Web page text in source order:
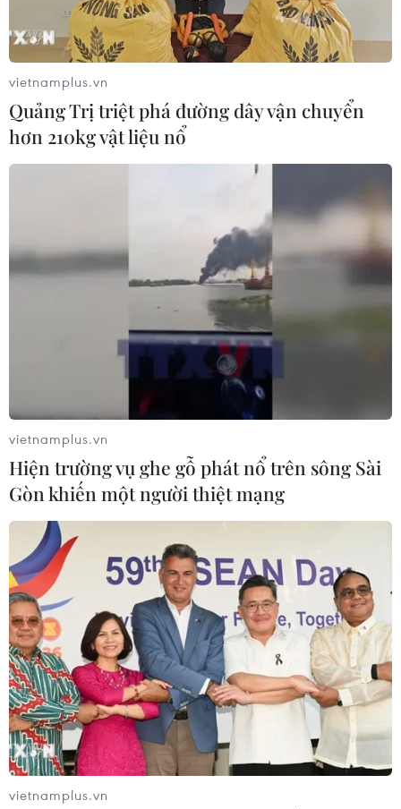
vietnamplus.vn
Quảng Trị triệt phá đường dây vận chuyển
hơn 210kg vật liệu nổ
vietnamplus.vn
Hiện trường vụ ghe gỗ phát nổ trên sông Sài
Gòn khiến một người thiệt mạng
vietnamplus.vn